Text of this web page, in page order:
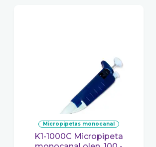
micropipetas monocanal
K1-1000C Micropipeta